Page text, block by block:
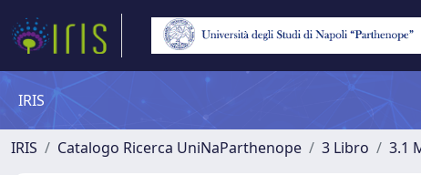
IRIS
IRIS Catalogo Ricerca UniNaParthenope 3 Libro 3.1